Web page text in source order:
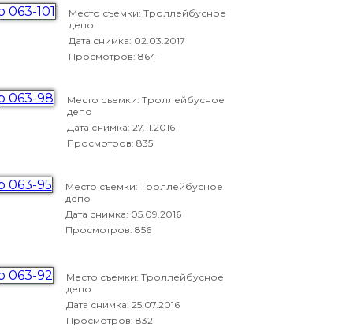
Место съемки: Троллейбусное
депо
Дата снимка: 02.03.2017
Просмотров: 864
Место съемки: Троллейбусное
депо
Дата снимка: 27.11.2016
Просмотров: 835
Место съемки: Троллейбусное
депо
Дата снимка: 05.09.2016
Просмотров: 856
Место съемки: Троллейбусное
депо
Дата снимка: 25.07.2016
Просмотров: 832